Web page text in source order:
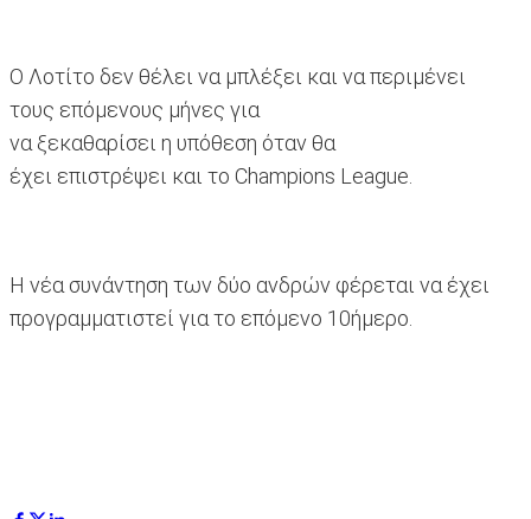
Ο Λοτίτο δεν θέλει να μπλέξει και να περιμένει
τους επόμενους μήνες για
να ξεκαθαρίσει η υπόθεση όταν θα
έχει επιστρέψει και το Champions League.
Η νέα συνάντηση των δύο ανδρών φέρεται να έχει
προγραμματιστεί για το επόμενο 10ήμερο.